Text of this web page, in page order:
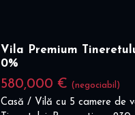
Vila Premium
0%
580,000 € (negociabil)
Casă / Vilă cu 5 camere de